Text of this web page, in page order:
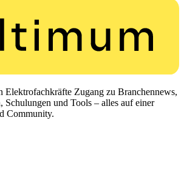
Elektrofachkräfte Zugang zu Branchennews,
Schulungen und Tools – alles auf einer
Community.